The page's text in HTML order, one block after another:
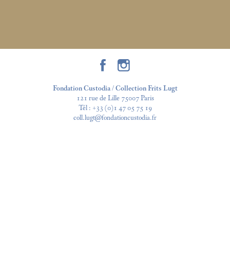
Fondation Custodia / Collection Frits Lugt
121 rue de Lille 75007 Paris
Tél : +33 (0)1 47 05 75 19
coll.lugt@fondationcustodia.fr